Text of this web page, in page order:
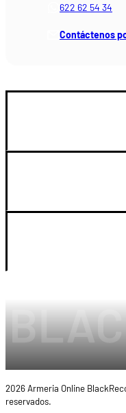
622 62 54 34
Contáctenos
2026 Armeria Online
reservados.